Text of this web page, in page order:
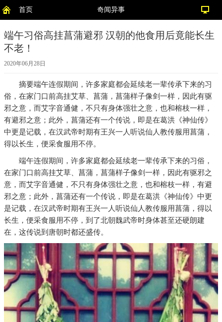
首页 奇闻异事
端午习俗高挂菖蒲避邪 汉朝的他食用后竟能长生
不老！
2020年06月28日
摘要端午连假期间，许多家庭都会延续老一辈传承下来的习
俗，在家门口前高挂艾草、菖蒲，菖蒲样子像剑一样，因此有驱
邪之意，而艾字音通健，不只有身体强壮之意，也和榕枝一样，
有避邪之意；此外，菖蒲还有一个传说，即是在葛洪《神仙传》
中更是记载，在汉武帝时期有王兴一人听说仙人教传服用菖蒲，
得以长生，便采食服用不停。
端午连假期间，许多家庭都会延续老一辈传承下来的习俗，
在家门口前高挂艾草、菖蒲，菖蒲样子像剑一样，因此有驱邪之
意，而艾字音通健，不只有身体强壮之意，也和榕枝一样，有避
邪之意；此外，菖蒲还有一个传说，即是在葛洪《神仙传》中更
是记载，在汉武帝时期有王兴一人听说仙人教传服用菖蒲，得以
长生，便采食服用不停，到了北朝魏武帝时身体甚至还硬朗建
在，这传说到唐朝时都还盛传。